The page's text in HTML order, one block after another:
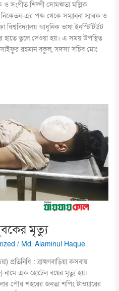
ও সংগীত শিল্পী সোমঋতা মল্লিক
এর পক্ষ থেকে সম্মাননা স্মারক ও
বিশ্ববিদ্যালয় আধুনিক ভাষা ইনস্টিটিউট
হাতে তুলে দেওয়া হয়। এ সময় উপস্থিত
রহমান বকুল, সদস্য সচিব মোঃ
মৃত্যু
/ Md. Alaminul Haque
প্রতিনিধি : ব্রাহ্মণবাড়িয়া কসবায়
নামে এক হোটেল বয়ের মৃত্যু হয়।
পৌর শহরের জনতা শপিং টাওয়ারের